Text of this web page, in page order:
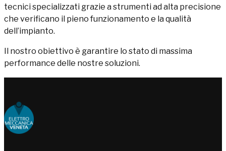
tecnici specializzati grazie a strumenti ad alta precisione
che verificano il pieno funzionamento e la qualità
dell’impianto.
Il nostro obiettivo è garantire lo stato di massima
performance delle nostre soluzioni.